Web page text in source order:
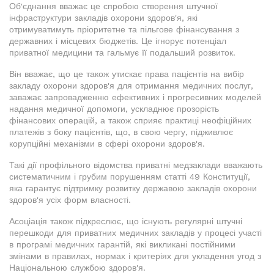
Об'єднання вважає це спробою створення штучної
інфраструктури закладів охорони здоров'я, які
отримуватимуть пріоритетне та пільгове фінансування з
державних і місцевих бюджетів. Це ігнорує потенціал
приватної медицини та гальмує її подальший розвиток.
Він вважає, що це також утискає права пацієнтів на вибір
закладу охорони здоров'я для отримання медичних послуг,
заважає запровадженню ефективних і прогресивних моделей
надання медичної допомоги, ускладнює прозорість
фінансових операцій, а також сприяє практиці неофіційних
платежів з боку пацієнтів, що, в свою чергу, підживлює
корупційні механізми в сфері охорони здоров'я.
Такі дії профільного відомства приватні медзаклади вважають
систематичним і грубим порушенням статті 49 Конституції,
яка гарантує підтримку розвитку державою закладів охорони
здоров'я усіх форм власності.
Асоціація також підкреслює, що існують регулярні штучні
перешкоди для приватних медичних закладів у процесі участі
в програмі медичних гарантій, які викликані постійними
змінами в правилах, нормах і критеріях для укладення угод з
Національною службою здоров'я.